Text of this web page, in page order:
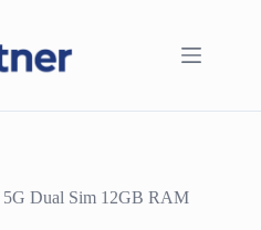
5G Dual Sim 12GB RAM